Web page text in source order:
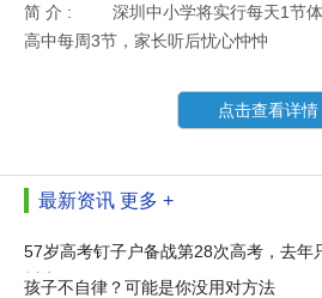
简 介 :
深圳中小学将实行每天1节体
高中每周3节，家长听后忧心忡忡
点击查看详情
最新资讯 更多 +
57岁高考钉子户备战第28次高考，去年
川大
孩子不自律？可能是你没用对方法